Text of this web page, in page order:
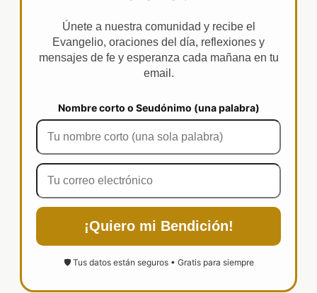
Únete a nuestra comunidad y recibe el
Evangelio, oraciones del día, reflexiones y
mensajes de fe y esperanza cada mañana en tu
email.
Nombre corto o Seudónimo (una palabra)
¡Quiero mi Bendición!
🛡️ Tus datos están seguros • Gratis para siempre